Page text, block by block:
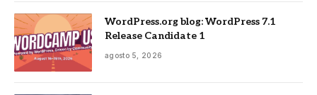
WordPress.org blog: WordPress 7.1
Release Candidate 1
agosto 5, 2026